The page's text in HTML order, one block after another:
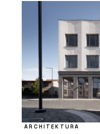
ARCHITEKTURA